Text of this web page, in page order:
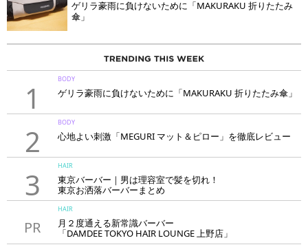
ゲリラ豪雨に負けないために「MAKURAKU 折りたたみ
傘」
1
BODY
ゲリラ豪雨に負けないために「MAKURAKU 折りたたみ傘」
2
BODY
心地よい刺激「MEGURI マット＆ピロー」を徹底レビュー
3
HAIR
東京バーバー｜男は理容室で髪を切れ！
東京お洒落バーバーまとめ
PR
HAIR
月２度通える新常識バーバー
「DAMDEE TOKYO HAIR LOUNGE 上野店」